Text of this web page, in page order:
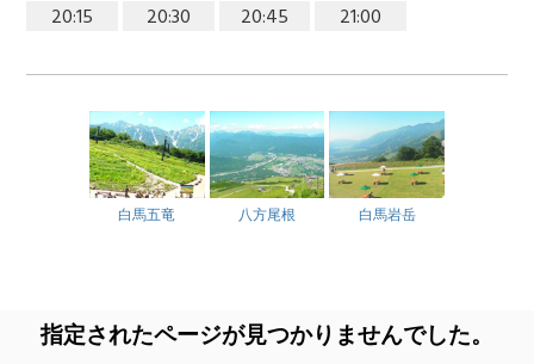
20:15
20:30 20:45 21:00
白馬五竜 八方尾根 白馬岩岳